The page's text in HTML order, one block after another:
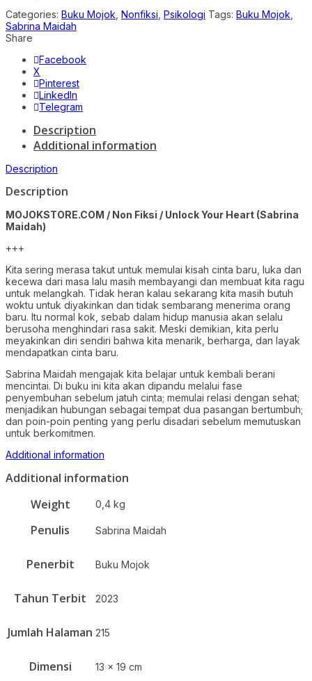
Categories: Buku Mojok Nonfiksi Psikologi Tags: Buku Mojok
Sabrina Maidah
Share
Facebook
X
Pinterest
LinkedIn
Telegram
Description
Additional information
Description
Description
MOJOKSTORE.COM / Non Fiksi / Unlock Your Heart (Sabrina
Maidah)
+++
Kita sering merasa takut untuk memulai kisah cinta baru, luka dan
kecewa dari masa Ialu masih membayangi dan membuat kita ragu
untuk melangkah. Tidak heran kalau sekarang kita masih butuh
woktu untuk diyakinkan dan tidak sembarang menerima orang
baru. Itu normal kok, sebab dalam hidup manusia akan selalu
berusoha menghindari rasa sakit. Meski demikian, kita perlu
meyakinkan diri sendiri bahwa kita menarik, berharga, dan layak
mendapatkan cinta baru.
Sabrina Maidah mengajak kita belajar untuk kembali berani
mencintai. Di buku ini kita akan dipandu melalui fase
penyembuhan sebelum jatuh cinta; memulai relasi dengan sehat;
menjadikan hubungan sebagai tempat dua pasangan bertumbuh;
dan poin-poin penting yang perlu disadari sebelum memutuskan
untuk berkomitmen.
Additional information
Additional information
Weight
0,4 kg
Penulis Sabrina Maidah
Penerbit Buku Mojok
Tahun Terbit 2023
Jumlah Halaman 215
Dimensi 13 x 19 cm